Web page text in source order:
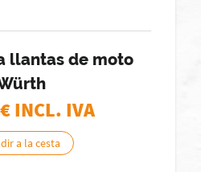
llantas de moto
€ INCL. IVA
a la cesta